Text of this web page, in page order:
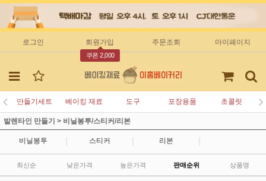
로그인 회원가입
쿠폰 2,000
주문조회 마이페이지
만들기세트 베이킹 재료 도구 포장용품 초콜릿
발렌타인 만들기 > 비닐봉투/스티커/리본
비닐봉투 스티커 리본
최신순 낮은가격 높은가격 판매순위 상품명